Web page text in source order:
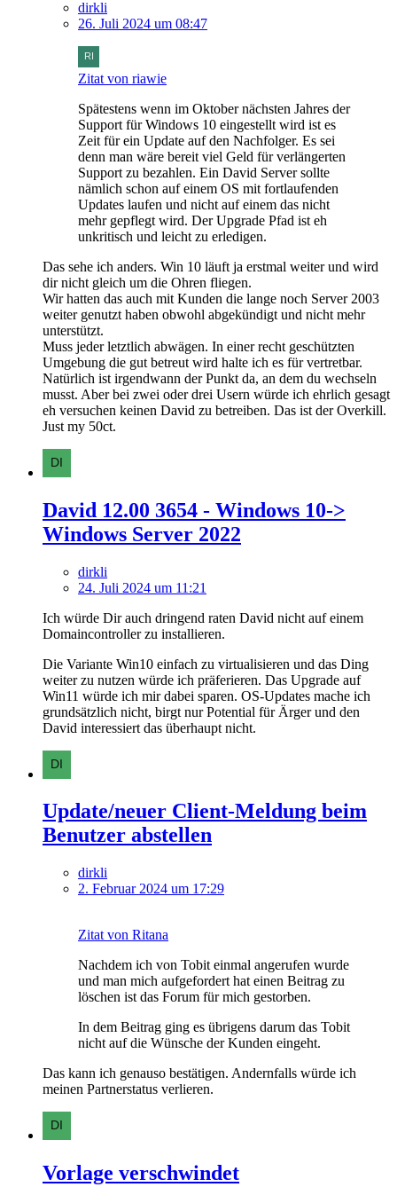
dirkli
26. Juli 2024 um 08:47
Zitat von riawie
Spätestens wenn im Oktober nächsten Jahres der
Support für Windows 10 eingestellt wird ist es
Zeit für ein Update auf den Nachfolger. Es sei
denn man wäre bereit viel Geld für verlängerten
Support zu bezahlen. Ein David Server sollte
nämlich schon auf einem OS mit fortlaufenden
Updates laufen und nicht auf einem das nicht
mehr gepflegt wird. Der Upgrade Pfad ist eh
unkritisch und leicht zu erledigen.
Das sehe ich anders. Win 10 läuft ja erstmal weiter und wird
dir nicht gleich um die Ohren fliegen.
Wir hatten das auch mit Kunden die lange noch Server 2003
weiter genutzt haben obwohl abgekündigt und nicht mehr
unterstützt.
Muss jeder letztlich abwägen. In einer recht geschützten
Umgebung die gut betreut wird halte ich es für vertretbar.
Natürlich ist irgendwann der Punkt da, an dem du wechseln
musst. Aber bei zwei oder drei Usern würde ich ehrlich gesagt
eh versuchen keinen David zu betreiben. Das ist der Overkill.
Just my 50ct.
David 12.00 3654 - Windows 10->
Windows Server 2022
dirkli
24. Juli 2024 um 11:21
Ich würde Dir auch dringend raten David nicht auf einem
Domaincontroller zu installieren.
Die Variante Win10 einfach zu virtualisieren und das Ding
weiter zu nutzen würde ich präferieren. Das Upgrade auf
Win11 würde ich mir dabei sparen. OS-Updates mache ich
grundsätzlich nicht, birgt nur Potential für Ärger und den
David interessiert das überhaupt nicht.
Update/neuer Client-Meldung beim
Benutzer abstellen
dirkli
2. Februar 2024 um 17:29
Zitat von Ritana
Nachdem ich von Tobit einmal angerufen wurde
und man mich aufgefordert hat einen Beitrag zu
löschen ist das Forum für mich gestorben.
In dem Beitrag ging es übrigens darum das Tobit
nicht auf die Wünsche der Kunden eingeht.
Das kann ich genauso bestätigen. Andernfalls würde ich
meinen Partnerstatus verlieren.
Vorlage verschwindet